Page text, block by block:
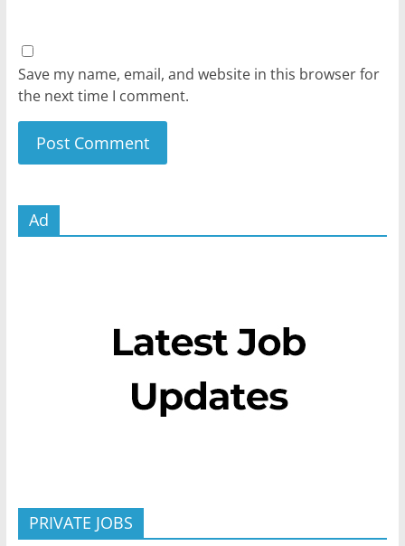
Save my name, email, and website in this browser for
the next time I comment.
Ad
PRIVATE JOBS